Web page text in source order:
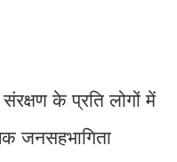
के प्रति लोगों में
जनसहभागिता